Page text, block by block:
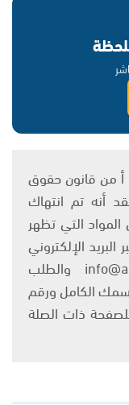
يتم الاستخدام المواد وفقًا للمادة 27 أ من قانون حقوق
كنت تعتقد أنه تم انتهاك
التي تظهر
الإلكتروني
على العنوان التالي: info@ashams.com والطلب
الكامل ورقم
ذات الصلة